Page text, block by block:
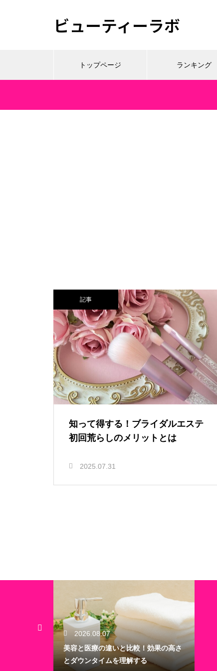
ビューティーラボ
トップページ ランキング
記事
知って得する！ブライダルエステ
初回荒らしのメリットとは
2025.07.31
2026.08.07
美容と医療の違いと比較！効果の高さ
とダウンタイムを理解する